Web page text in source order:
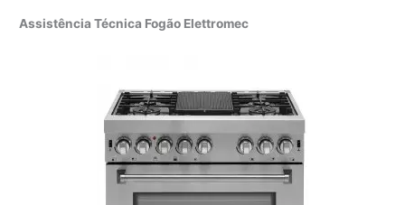
Assistência Técnica Fogão Elettromec